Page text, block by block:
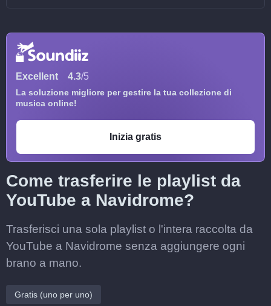
Excellent 4.3/5
La soluzione migliore per gestire la tua collezione di
musica online!
Inizia gratis
Come trasferire le playlist da
YouTube a Navidrome?
Trasferisci una sola playlist o l'intera raccolta da
YouTube a Navidrome senza aggiungere ogni
brano a mano.
Gratis (uno per uno)